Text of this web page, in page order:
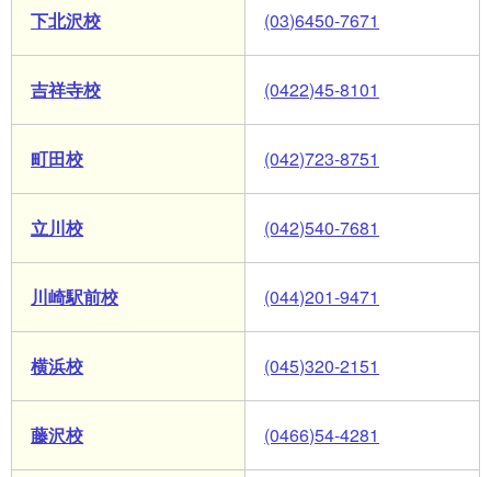
下北沢校 (03)6450-7671
吉祥寺校 (0422)45-8101
町田校 (042)723-8751
立川校 (042)540-7681
川崎駅前校 (044)201-9471
横浜校 (045)320-2151
藤沢校 (0466)54-4281